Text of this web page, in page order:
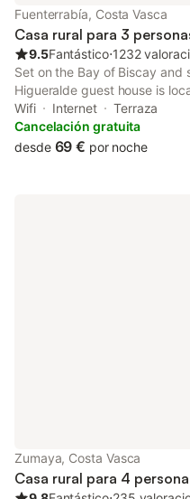
Fuenterrabía, Costa Vasca
Casa rural para 3
9.5Fantástico⋅1232
Set on the Bay of Biscay and
Higueralde guest house is
beach. It offers rooms with
Wifi Internet
Terraza
Cancelación gratuita
desde 69 € por noche
Zumaya, Costa Vasca
Casa rural para 4